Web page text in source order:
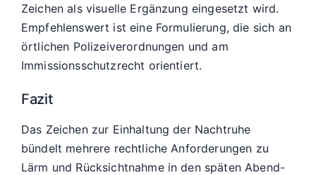
Zeichen als visuelle Ergänzung eingesetzt wird.
Empfehlenswert ist eine Formulierung, die sich an
örtlichen Polizeiverordnungen und am
Immissionsschutzrecht orientiert.
Fazit
Das Zeichen zur Einhaltung der Nachtruhe
bündelt mehrere rechtliche Anforderungen zu
Lärm und Rücksichtnahme in den späten Abend-